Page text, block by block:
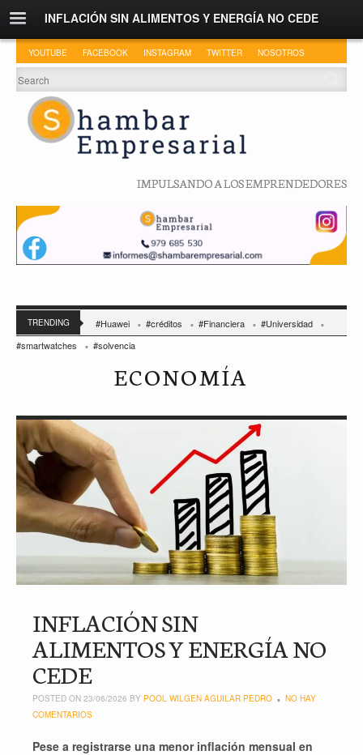
INFLACIÓN SIN ALIMENTOS Y ENERGÍA NO CEDE
YOUTUBE FACEBOOK INSTAGRAM TWITTER NOSOTROS
IMPULSANDO A LOS EMPRENDEDORES
TRENDING #Huawei #créditos #Financiera
#Universidad
#smartwatches
#solvencia
ECONOMÍA
INFLACIÓN SIN
ALIMENTOS Y ENERGÍA NO
CEDE
POSTED ON 23/06/2026 BY POOL WILGEN AGUILAR PEDRO
NO HAY
COMENTARIOS
Pese a registrarse una menor inflación mensual en